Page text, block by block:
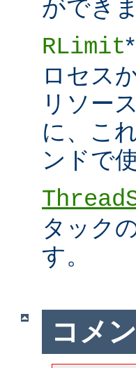
ができ
RLimit
ロセス
リソー
に、こ
ンドで
タック
す。
コメ